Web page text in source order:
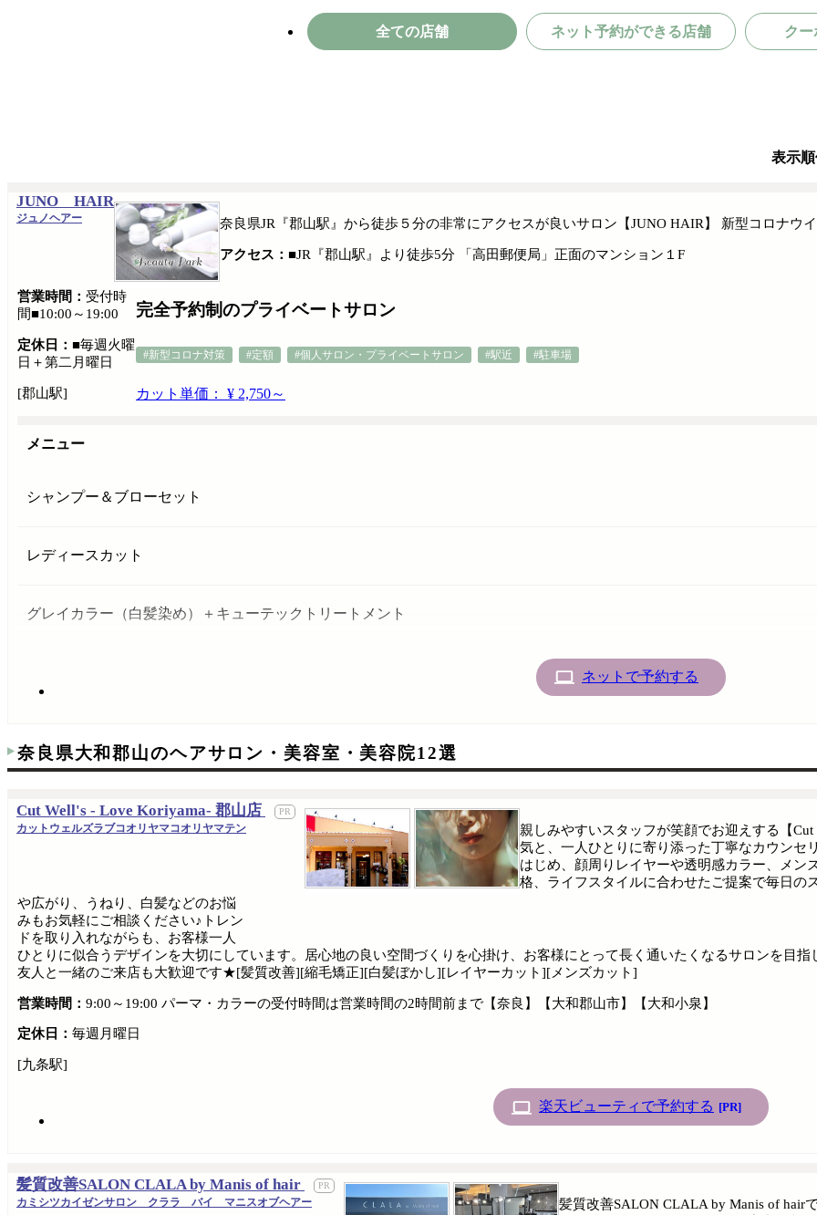
全ての店舗 ネット予約ができる店舗 クー
表示
JUNO HAIR
ジュノヘアー
完全予約制のプライベートサロン
#新型コロナ対策 #定額 #個人サロン・プライベートサロン #駅近 #駐車場
カット単価： ¥ 2,750～
奈良県JR『郡山駅』から徒歩５分の非常にアクセスが良いサロン【JUNO HAIR】 新型コロナウ
アクセス： ■JR『郡山駅』より徒歩5分 「高田郵便局」正面のマンション１F
営業時間： 受付時
間■10:00～19:00
定休日： ■毎週火曜
日＋第二月曜日
[郡山駅]
メニュー
シャンプー＆ブローセット
レディースカット
グレイカラー（白髪染め）＋キューテックトリートメント
ネットで予約する
奈良県大和郡山のヘアサロン・美容室・美容院12選
Cut Well's - Love Koriyama- 郡山店
カットウェルズラブコオリヤマコオリヤマテン
親しみやすいスタッフが笑顔でお迎えする【
気と、一人ひとりに寄り添った丁寧なカウンセ
はじめ、顔周りレイヤーや透明感カラー、メ
格、ライフスタイルに合わせたご提案で毎日の
や広がり、うねり、白髪などのお悩
みもお気軽にご相談ください♪トレン
ドを取り入れながらも、お客様一人
ひとりに似合うデザインを大切にしています。居心地の良い空間づくりを心掛け、お客様にとって長く通いたくなるサロンを目
友人と一緒のご来店も大歓迎です★[髪質改善][縮毛矯正][白髪ぼかし][レイヤーカット][メンズカット]
営業時間： 9:00～19:00 パーマ・カラーの受付時間は営業時間の2時間前まで【奈良】【大和郡山市】【大和小泉】
定休日： 毎週月曜日
[九条駅]
楽天ビューティで予約する [PR]
髪質改善SALON CLALA by Manis of hair
カミシツカイゼンサロン クララ バイ マニスオブヘアー
髪質改善SALON CLALA by Manis of hair